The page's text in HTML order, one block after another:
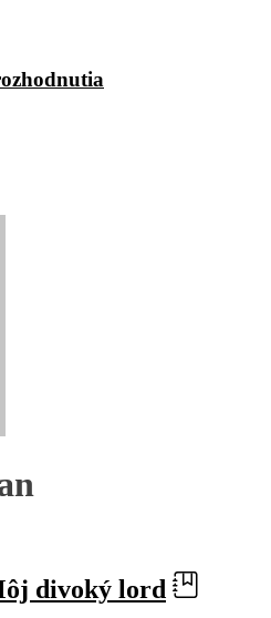
divoký lord